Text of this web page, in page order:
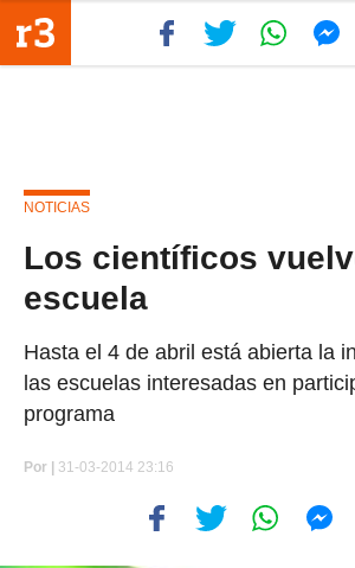
NOTICIAS
Los científicos
escuela
Hasta el 4 de abril está abierta la
las escuelas interesadas en
programa
Por 31-03-2014 23:16